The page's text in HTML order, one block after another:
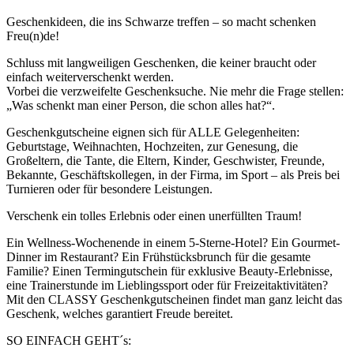
Geschenkideen, die ins Schwarze treffen – so macht schenken
Freu(n)de!
Schluss mit langweiligen Geschenken, die keiner braucht oder
einfach weiterverschenkt werden.
Vorbei die verzweifelte Geschenksuche. Nie mehr die Frage stellen:
„Was schenkt man einer Person, die schon alles hat?“.
Geschenkgutscheine eignen sich für ALLE Gelegenheiten:
Geburtstage, Weihnachten, Hochzeiten, zur Genesung, die
Großeltern, die Tante, die Eltern, Kinder, Geschwister, Freunde,
Bekannte, Geschäftskollegen, in der Firma, im Sport – als Preis bei
Turnieren oder für besondere Leistungen.
Verschenk ein tolles Erlebnis oder einen unerfüllten Traum!
Ein Wellness-Wochenende in einem 5-Sterne-Hotel? Ein Gourmet-
Dinner im Restaurant? Ein Frühstücksbrunch für die gesamte
Familie? Einen Termingutschein für exklusive Beauty-Erlebnisse,
eine Trainerstunde im Lieblingssport oder für Freizeitaktivitäten?
Mit den CLASSY Geschenkgutscheinen findet man ganz leicht das
Geschenk, welches garantiert Freude bereitet.
SO EINFACH GEHT´s: